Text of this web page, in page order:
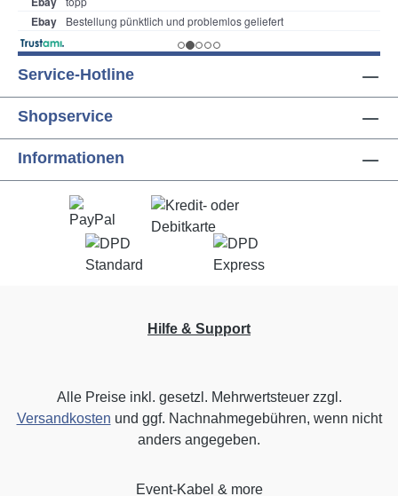
Service-Hotline
Shopservice
Informationen
Hilfe & Support
Alle Preise inkl. gesetzl. Mehrwertsteuer zzgl.
Versandkosten und ggf. Nachnahmegebühren, wenn nicht
anders angegeben.
Event-Kabel & more